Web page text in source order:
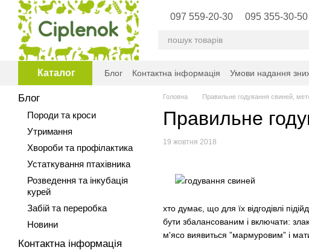
Перейти до основного контенту
097 559-20-30 095 355-30-50
Каталог Блог Контактна інформація Умови надання
Головна Правильне годування свиней,
Правильне
19 жовтня 2018
хто думає, що для їх відгодівлі
бути збалансованим і включати:
м'ясо виявиться ”мармуровим” і
Блог
Породи та кроси
Утримання
Хвороби та профілактика
Устаткування птахівника
Розведення та інкубація
курей
Забій та переробка
Новини
Контактна інформація